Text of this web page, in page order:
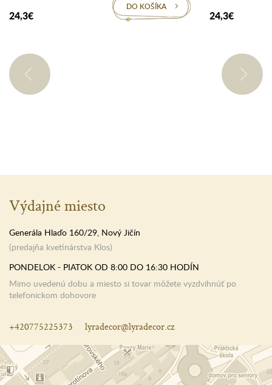
24,3€
DO KOŠÍKA
24,3€
Výdajné miesto
Generála Hlaďo 160/29, Nový Jičín
(predajňa kvetinárstva Klos)
PONDELOK - PIATOK OD 8:00 DO 16:30 HODÍN
Mimo uvedenú dobu a miesto si tovar môžete vyzdvihnúť po
telefonickom dohovore
+420775225373 lyradecor@lyradecor.cz